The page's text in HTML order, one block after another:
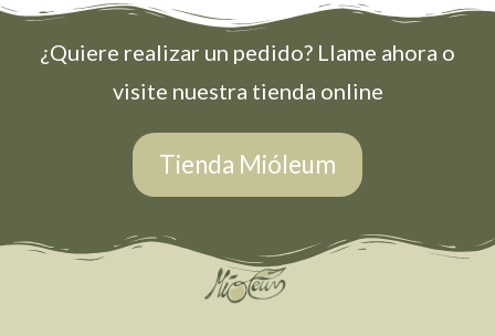
¿Quiere realizar un pedido? Llame ahora o
visite nuestra tienda online
Tienda Mióleum